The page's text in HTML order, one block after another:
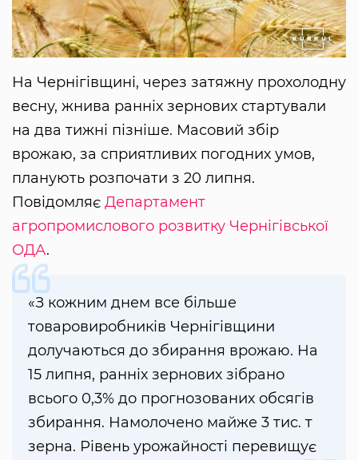
На Чернігівщині, через затяжну прохолодну
весну, жнива ранніх зернових стартували
на два тижні пізніше. Масовий збір
врожаю, за сприятливих погодних умов,
планують розпочати з 20 липня.
Повідомляє Департамент
агропромислового розвитку Чернігівської
ОДА.
«З кожним днем все більше
товаровиробників Чернігівщини
долучаються до збирання врожаю. На
15 липня, ранніх зернових зібрано
всього 0,3% до прогнозованих обсягів
збирання. Намолочено майже 3 тис. т
зерна. Рівень урожайності перевищує